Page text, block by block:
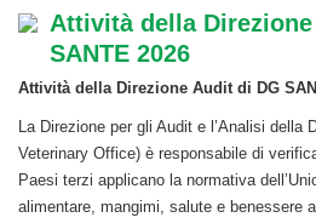
Attività della
SANTE 2026
Attività della Direzione Audit di DG
La Direzione per gli Audit e l’Analisi della
Veterinary Office) è responsabile di
Paesi terzi applicano la normativa
alimentare, mangimi, salute e benessere